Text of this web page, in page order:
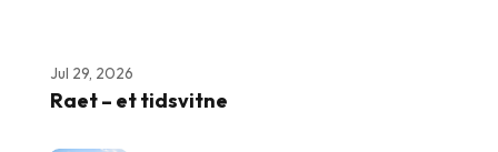
Jul 29, 2026
Raet – et tidsvitne